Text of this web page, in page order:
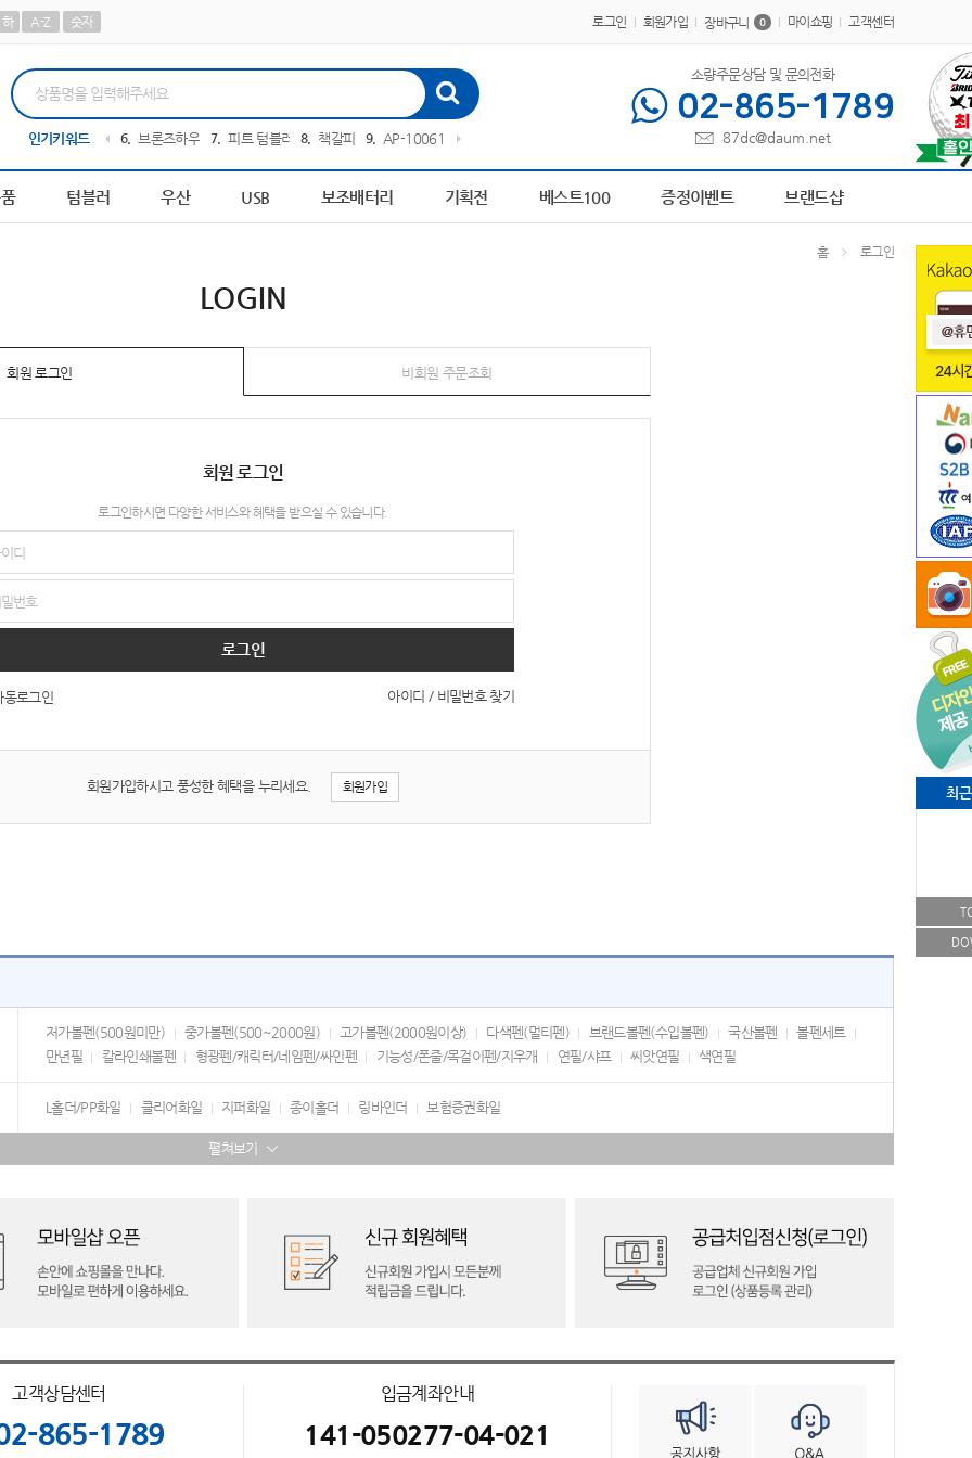
하 A-Z 숫자 로그인 회원가입 장바구니 0 마이쇼핑 고객센터
인기키워드
5 AP-100179 6 브론즈하우스7 피트 텀블러 8 책갈피 9 AP-100616 10 AP-1002673 AP-1002424 AP-
소량주문상담 및 문의전화
02-865-1789
87dc@daum.net
텀블러 우산 USB 보조배터리 기획전 베스트100 증정이벤트 브랜드샵
최
홈 로그인
LOGIN
회원 로그인 비회원 주문조회
회원 로그인
로그인하시면 다양한 서비스와 혜택을 받으실 수 있습니다.
로그인
동로그인 아이디 / 비밀번호 찾기
회원가입하시고 풍성한 혜택을 누리세요. 회원가입
저가볼펜(500원미만) 중가볼펜(500~2000원) 고가볼펜(2000원이상) 다색펜(멀티펜) 브랜드볼펜(수입볼펜) 국산볼펜
볼펜세트
만년필
칼라인쇄볼펜 형광펜/캐릭터/네임펜/싸인펜 기능성/폰줄/목걸이펜/지우개 연필/샤프 씨앗연필 색연필
L홀더/PP화일 클리어화일 지퍼화일 종이홀더 링바인더 보험증권화일
펼쳐보기
고객상담센터
865-1789
입금계좌안내
141-050277-04-021